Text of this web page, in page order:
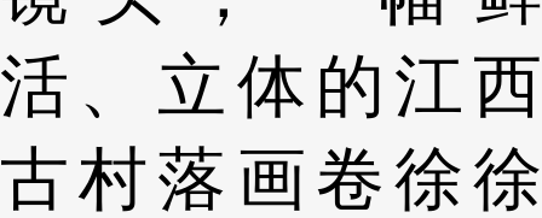
活、立体的江西
古村落画卷徐徐